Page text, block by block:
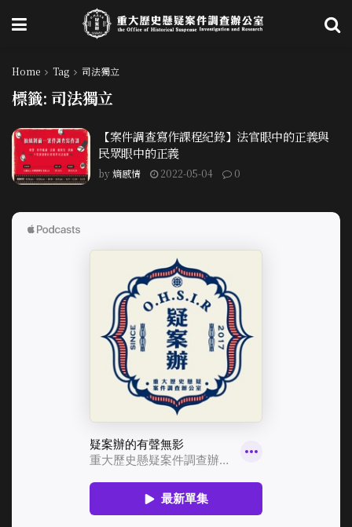
Home Tag 司法獨立
標籤: 司法獨立
【案件調查寫作課程紀錄】法官眼中的正義與
民眾眼中的正義
by熵感情 2022-05-04 0